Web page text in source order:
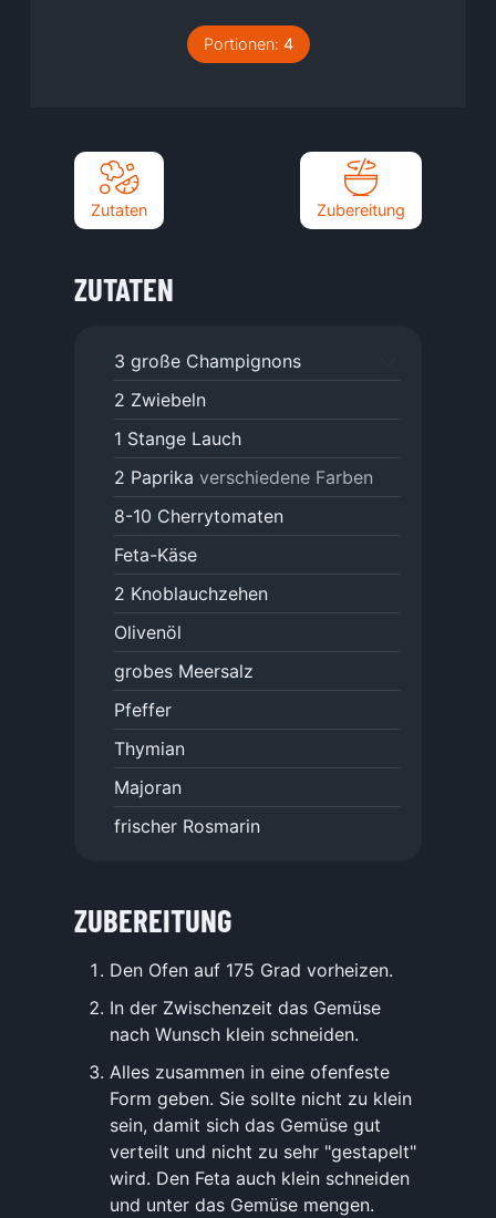
Portionen: 4
Zutaten Zubereitung
ZUTATEN
3 große Champignons
2 Zwiebeln
1 Stange Lauch
2 Paprika verschiedene Farben
8-10 Cherrytomaten
Feta-Käse
2 Knoblauchzehen
Olivenöl
grobes Meersalz
Pfeffer
Thymian
Majoran
frischer Rosmarin
ZUBEREITUNG
Den Ofen auf 175 Grad vorheizen.
In der Zwischenzeit das Gemüse
nach Wunsch klein schneiden.
Alles zusammen in eine ofenfeste
Form geben. Sie sollte nicht zu klein
sein, damit sich das Gemüse gut
verteilt und nicht zu sehr "gestapelt"
wird. Den Feta auch klein schneiden
und unter das Gemüse mengen.